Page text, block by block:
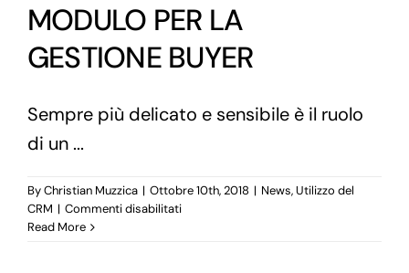
MODULO PER LA
GESTIONE BUYER
Sempre più delicato e sensibile è il ruolo
di un ...
ByChristian Muzzica | Ottobre 10th, 2018 | News,Utilizzo del
CRM | Commenti disabilitatisu
Read More